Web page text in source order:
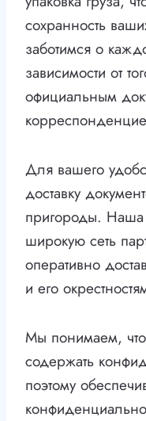
сохранность
заботимся о
зависимости от
официальным
Для вашего
доставку
пригороды. Наша
широкую сеть
оперативно
и его
Мы понимаем,
содержать
поэтому